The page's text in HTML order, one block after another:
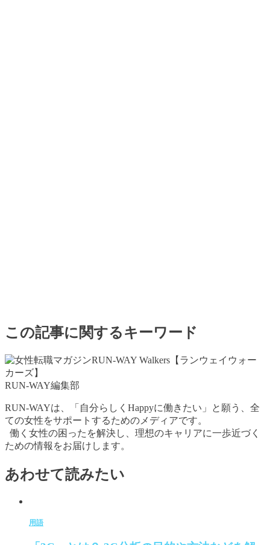
この記事に関するキーワード
RUN-WAY編集部
RUN-WAYは、「自分らしくHappyに働きたい」と願う、全
ての女性をサポートするためのメディアです。
働く女性の困ったを解決し、理想のキャリアに一歩近づく
ための情報をお届けします。
あわせて読みたい
用語